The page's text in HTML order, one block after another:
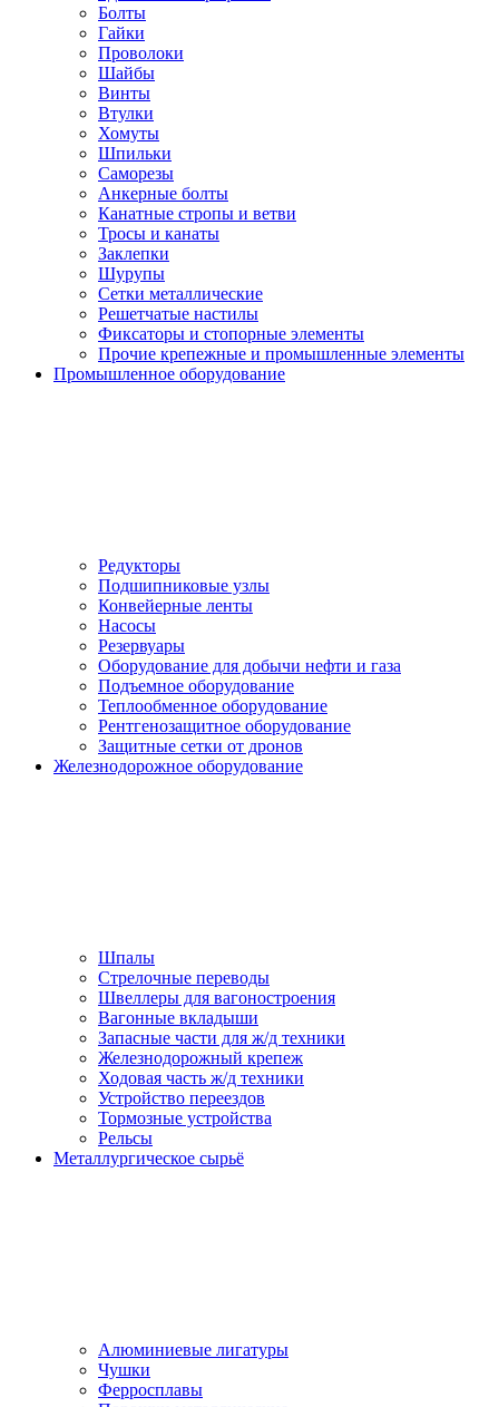
Болты
Гайки
Проволоки
Шайбы
Винты
Втулки
Хомуты
Шпильки
Саморезы
Анкерные болты
Канатные стропы и ветви
Тросы и канаты
Заклепки
Шурупы
Сетки металлические
Решетчатые настилы
Фиксаторы и стопорные элементы
Прочие крепежные и промышленные элементы
Промышленное оборудование
Редукторы
Подшипниковые узлы
Конвейерные ленты
Насосы
Резервуары
Оборудование для добычи нефти и газа
Подъемное оборудование
Теплообменное оборудование
Рентгенозащитное оборудование
Защитные сетки от дронов
Железнодорожное оборудование
Шпалы
Стрелочные переводы
Швеллеры для вагоностроения
Вагонные вкладыши
Запасные части для ж/д техники
Железнодорожный крепеж
Ходовая часть ж/д техники
Устройство переездов
Тормозные устройства
Рельсы
Металлургическое сырьё
Алюминиевые лигатуры
Чушки
Ферросплавы